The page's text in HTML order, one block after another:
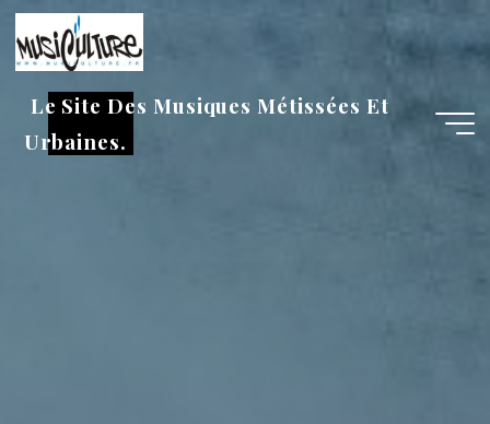
Aller
au
contenu
Le Site Des Musiques Métissées Et
Urbaines.